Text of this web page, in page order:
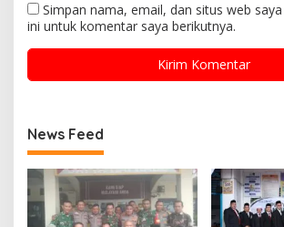
Simpan nama, email, dan situs web
ini untuk komentar saya berikutnya.
News Feed